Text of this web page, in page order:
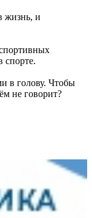
жизнь, и
спорте.
в голову. Чтобы
не говорит?